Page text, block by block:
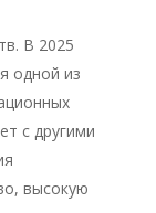
В 2025
одной из
с другими
высокую